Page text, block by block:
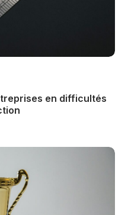
en difficultés